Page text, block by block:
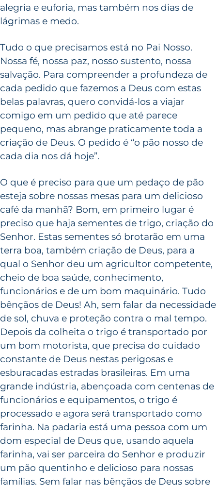
alegria e euforia, mas também nos dias de
lágrimas e medo.
Tudo o que precisamos está no Pai Nosso.
Nossa fé, nossa paz, nosso sustento, nossa
salvação. Para compreender a profundeza de
cada pedido que fazemos a Deus com estas
belas palavras, quero convidá-los a viajar
comigo em um pedido que até parece
pequeno, mas abrange praticamente toda a
criação de Deus. O pedido é “o pão nosso de
cada dia nos dá hoje”.
O que é preciso para que um pedaço de pão
esteja sobre nossas mesas para um delicioso
café da manhã? Bom, em primeiro lugar é
preciso que haja sementes de trigo, criação do
Senhor. Estas sementes só brotarão em uma
terra boa, também criação de Deus, para a
qual o Senhor deu um agricultor competente,
cheio de boa saúde, conhecimento,
funcionários e de um bom maquinário. Tudo
bênçãos de Deus! Ah, sem falar da necessidade
de sol, chuva e proteção contra o mal tempo.
Depois da colheita o trigo é transportado por
um bom motorista, que precisa do cuidado
constante de Deus nestas perigosas e
esburacadas estradas brasileiras. Em uma
grande indústria, abençoada com centenas de
funcionários e equipamentos, o trigo é
processado e agora será transportado como
farinha. Na padaria está uma pessoa com um
dom especial de Deus que, usando aquela
farinha, vai ser parceira do Senhor e produzir
um pão quentinho e delicioso para nossas
famílias. Sem falar nas bênçãos de Deus sobre